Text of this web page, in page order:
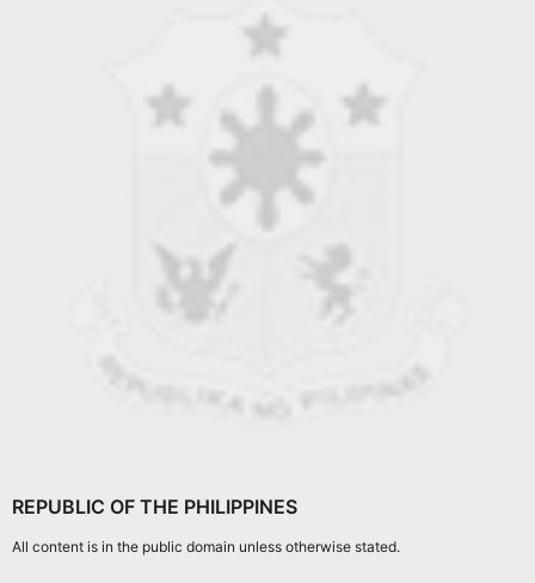
REPUBLIC OF THE PHILIPPINES
All content is in the public domain unless otherwise stated.